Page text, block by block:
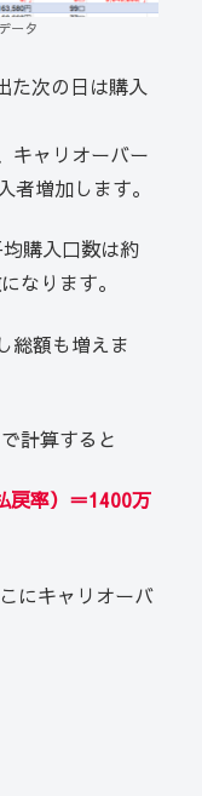
ータ
た次の日は購入
キャリオーバー
者増加します。
購入口数は約
なります。
総額も増えま
計算すると
戻率）＝1400万
にキャリオーバ